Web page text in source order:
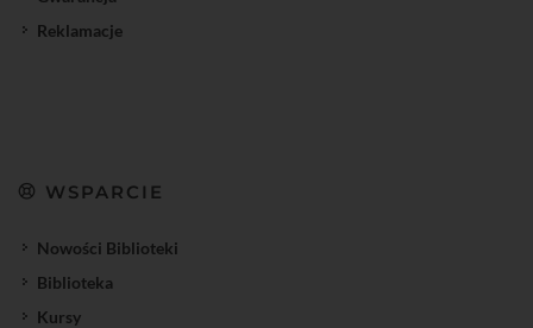
Reklamacje
WSPARCIE
Nowości Biblioteki
Biblioteka
Kursy